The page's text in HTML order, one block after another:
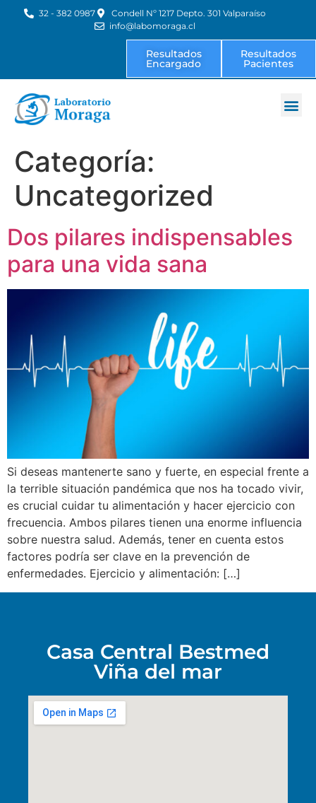
32 - 382 0987
Condell Nº 1217 Depto. 301 Valparaíso
info@labomoraga.cl
Resultados
Pacientes
Resultados
Encargado
Categoría:
Uncategorized
Dos pilares indispensables
para una vida sana
Si deseas mantenerte sano y fuerte, en especial frente a
la terrible situación pandémica que nos ha tocado vivir,
es crucial cuidar tu alimentación y hacer ejercicio con
frecuencia. Ambos pilares tienen una enorme influencia
sobre nuestra salud. Además, tener en cuenta estos
factores podría ser clave en la prevención de
enfermedades. Ejercicio y alimentación: […]
Casa Central Bestmed
Viña del mar